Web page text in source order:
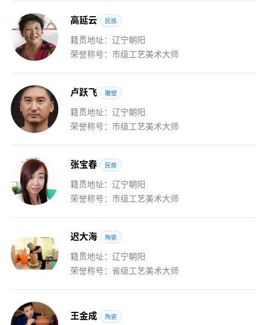
高延云 民族
籍贯地址：辽宁朝阳
荣誉称号：市级工艺美术大师
卢跃飞 雕塑
籍贯地址：辽宁朝阳
荣誉称号：市级工艺美术大师
张宝春 民族
籍贯地址：辽宁朝阳
荣誉称号：市级工艺美术大师
迟大海 陶瓷
籍贯地址：辽宁朝阳
荣誉称号：省级工艺美术大师
王金成 陶瓷